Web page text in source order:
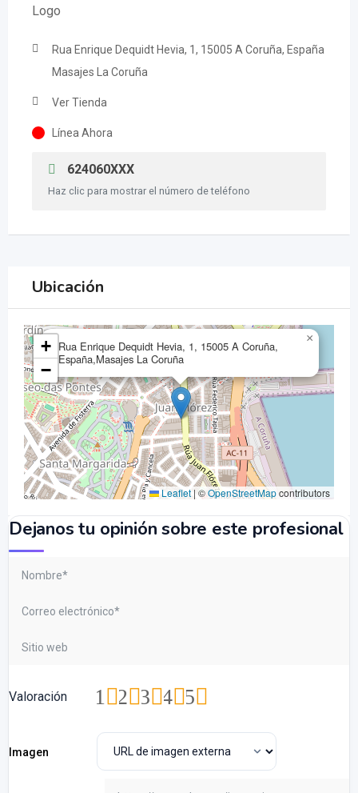
Rua Enrique Dequidt Hevia, 1, 15005 A Coruña, España
Masajes La Coruña
Ver Tienda
Línea Ahora
624060XXX
Haz clic para mostrar el número de teléfono
Ubicación
Rua Enrique Dequidt Hevia, 1, 15005 A Coruña,
España,Masajes La Coruña
×
+
−
Leaflet | ©OpenStreetMapcontributors
Dejanos tu opinión sobre este profesional
Valoración 5
4
3
2
1
Imagen